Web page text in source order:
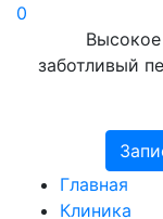
0
заботливый
Главная
Клиника